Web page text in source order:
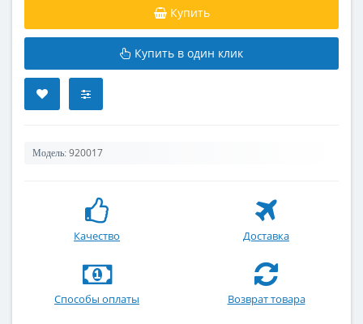
Купить
Купить в один клик
Модель: 920017
Качество Доставка
Способы оплаты Возврат товара